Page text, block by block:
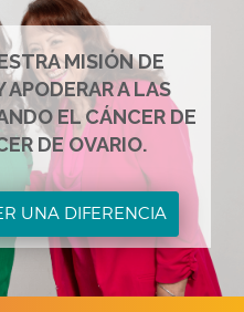
MISIÓN DE
APODERAR A LAS
EL CÁNCER DE
DE OVARIO.
UNA DIFERENCIA